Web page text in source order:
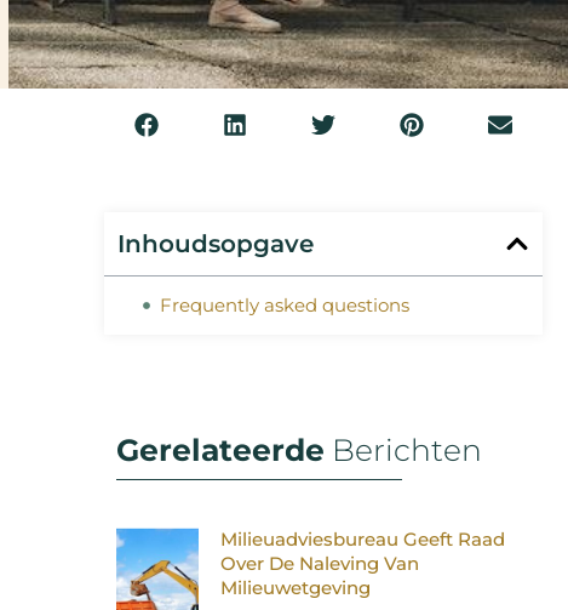
Inhoudsopgave
Frequently asked questions
Gerelateerde Berichten
Milieuadviesbureau Geeft Raad
Over De Naleving Van
Milieuwetgeving